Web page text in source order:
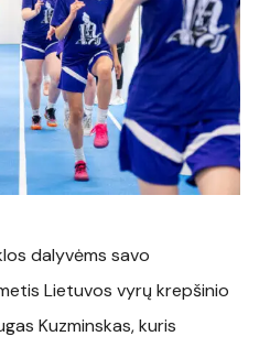
dalyvėms savo
Lietuvos vyrų krepšinio
Kuzminskas, kuris